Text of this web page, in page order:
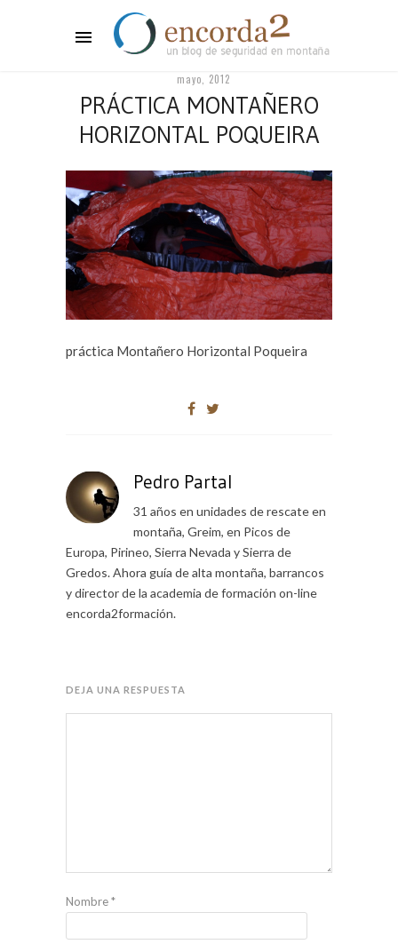
mayo, 2012
PRÁCTICA MONTAÑERO
HORIZONTAL POQUEIRA
práctica Montañero Horizontal Poqueira
Pedro Partal
31 años en unidades de rescate en
montaña, Greim, en Picos de
Europa, Pirineo, Sierra Nevada y Sierra de
Gredos. Ahora guía de alta montaña, barrancos
y director de la academia de formación on-line
encorda2formación.
DEJA UNA RESPUESTA
Nombre*